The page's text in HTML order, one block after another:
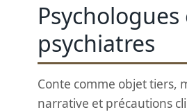
Psychologues
psychiatres
Conte comme objet tiers,
narrative et précautions